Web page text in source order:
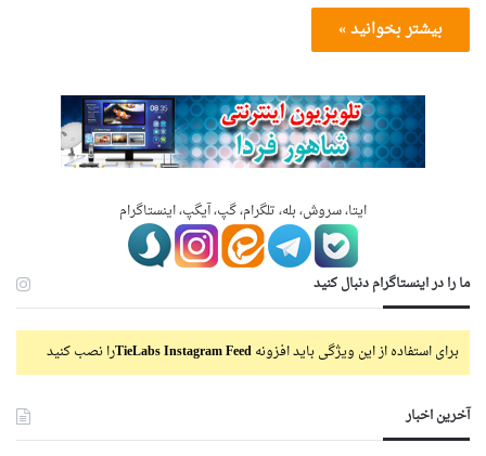
بیشتر بخوانید »
ایتا، سروش، بله، تلگرام، گپ، آیگپ، اینستاگرام
ما را در اینستاگرام دنبال کنید
برای استفاده از این ویژگی باید افزونهTieLabs Instagram Feedرا نصب کنید
آخرین اخبار